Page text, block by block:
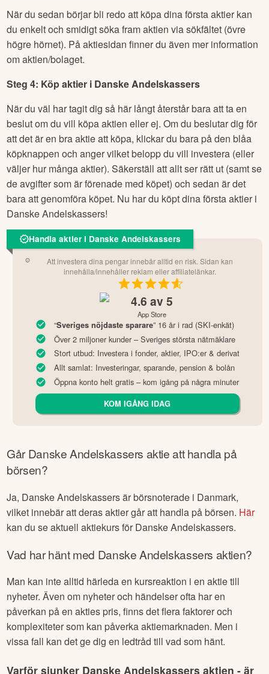
Läs mer och öppna KF hos Avanza
Steg 3: Sök efterDanske Andelskassers
När du sedan börjar bli redo att köpa dina första aktier kan
högre hörnet). På aktiesidan finner du även mer information
Steg 4: Köp aktier iDanske Andelskassers
När du väl har tagit dig så här långt återstår bara att ta en
beslut om du vill köpa aktien eller ej. Om du beslutar dig för
att det är en bra aktie att köpa, klickar du bara på den blåa
köpknappen och anger vilket belopp du vill investera (eller
väljer hur många aktier). Säkerställ att allt ser rätt ut (samt se
bara att genomföra köpet. Nu har du köpt dina första aktier i
Danske Andelskassers
Handla aktier i Danske Andelskassers
Att investera dina pengar innebär alltid en risk. Sidan kan
innehålla/innehåller reklam eller affiliatelänkar.
4.6av 5
App Store
“Sveriges nöjdaste sparare” 16 år i rad (SKI-enkät)
Över 2 miljoner kunder – Sveriges största nätmäklare
Stort utbud: Investera i fonder, aktier, IPO:er & derivat
Allt samlat: Investeringar, sparande, pension & bolån
GårDanske Andelskassersaktie att handla på
börsen?
vilket innebär att deras aktier går att handla på börsen.Här
Vad har hänt medDanske Andelskassersaktien?
Man kan inte alltid härleda en kursreaktion i en aktie till
nyheter. Även om nyheter och händelser ofta har en
komplexiteter som kan påverka aktiemarknaden. Men i